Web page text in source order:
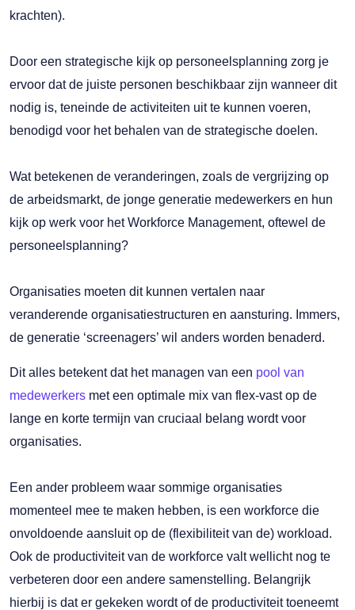
krachten).
Door een strategische kijk op personeelsplanning zorg je
ervoor dat de juiste personen beschikbaar zijn wanneer dit
nodig is, teneinde de activiteiten uit te kunnen voeren,
benodigd voor het behalen van de strategische doelen.
Wat betekenen de veranderingen, zoals de vergrijzing op
de arbeidsmarkt, de jonge generatie medewerkers en hun
kijk op werk voor het Workforce Management, oftewel de
personeelsplanning?
Organisaties moeten dit kunnen vertalen naar
veranderende organisatiestructuren en aansturing. Immers,
de generatie ‘screenagers’ wil anders worden benaderd.
Dit alles betekent dat het managen van een pool van
medewerkers met een optimale mix van flex-vast op de
lange en korte termijn van cruciaal belang wordt voor
organisaties.
Een ander probleem waar sommige organisaties
momenteel mee te maken hebben, is een workforce die
onvoldoende aansluit op de (flexibiliteit van de) workload.
Ook de productiviteit van de workforce valt wellicht nog te
verbeteren door een andere samenstelling. Belangrijk
hierbij is dat er gekeken wordt of de productiviteit toeneemt